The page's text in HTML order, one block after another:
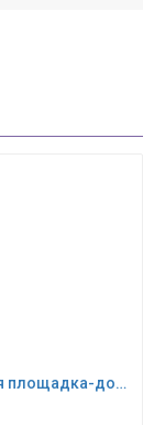
Игровая площадка-домик для дачи - Автофунтик